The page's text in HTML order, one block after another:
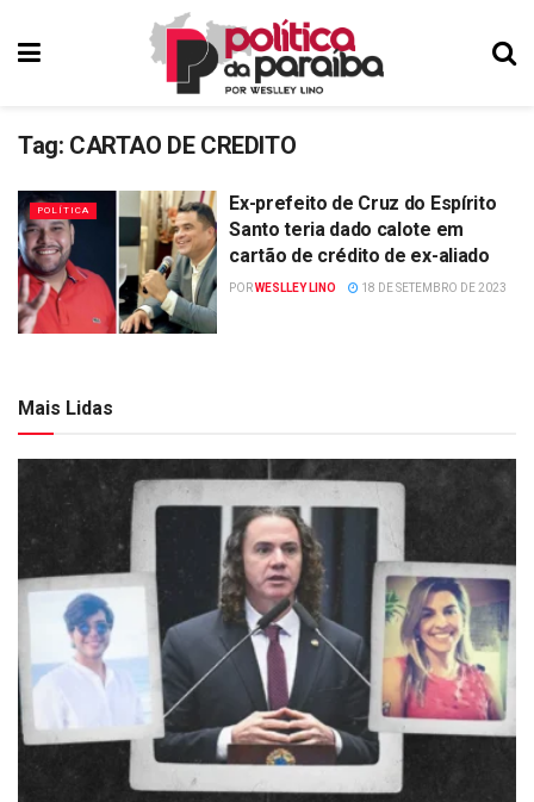
Tag: CARTAO DE CREDITO
POLÍTICA
Ex-prefeito de Cruz do Espírito
Santo teria dado calote em
cartão de crédito de ex-aliado
PORWESLLEY LINO 18 DE SETEMBRO DE 2023
Mais Lidas